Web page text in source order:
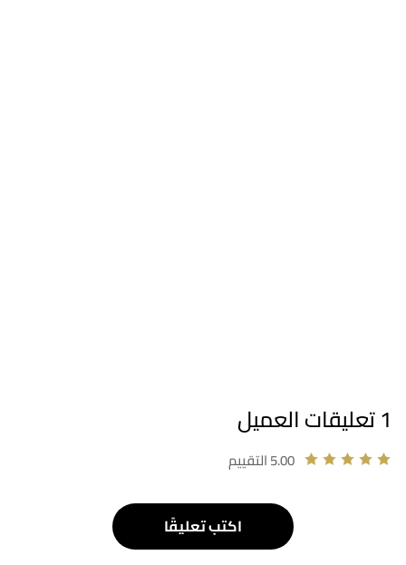
1 تعليقات العميل
5.00 التقييم
اكتب تعليقًا